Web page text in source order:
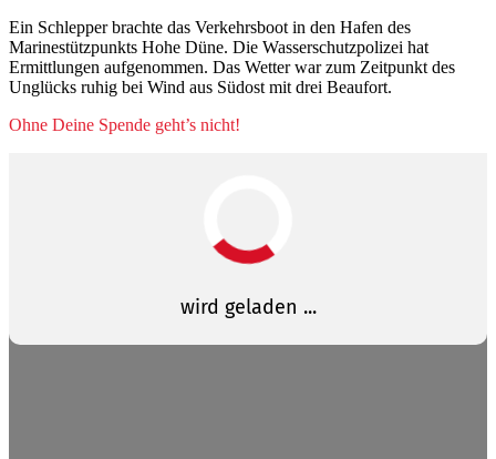
Ein Schlepper brachte das Verkehrsboot in den Hafen des
Marinestützpunkts Hohe Düne. Die Wasserschutzpolizei hat
Ermittlungen aufgenommen. Das Wetter war zum Zeitpunkt des
Unglücks ruhig bei Wind aus Südost mit drei Beaufort.
Ohne Deine Spende geht’s nicht!